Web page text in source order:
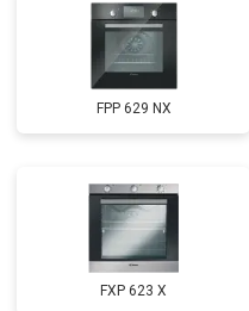
FPP 629 NX
FXP 623 X